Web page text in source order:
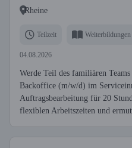
Rheine
Teilzeit Weiterbildungen
04.08.2026
Werde Teil des familiären
Backoffice (m/w/d) im
Auftragsbearbeitung für 20
flexiblen Arbeitszeiten und